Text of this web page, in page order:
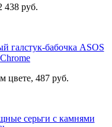
438 руб.
цвете, 487 руб.